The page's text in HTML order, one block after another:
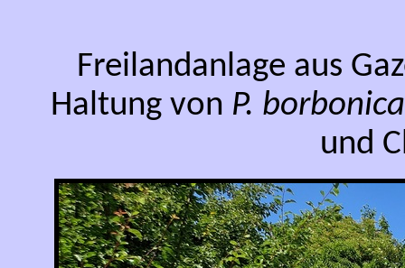
Freilandanlage aus
Haltung von P.
und